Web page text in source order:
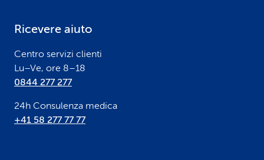
Ricevere aiuto
Centro servizi clienti
Lu–Ve, ore 8–18
0844 277 277
24h Consulenza medica
+41 58 277 77 77